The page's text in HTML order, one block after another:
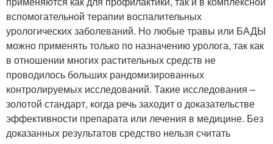
вспомогательной терапии воспалительных
урологических заболеваний. Но любые травы или БАДЫ
можно применять только по назначению уролога, так как
в отношении многих растительных средств не
проводилось больших рандомизированных
контролируемых исследований. Такие исследования –
золотой стандарт, когда речь заходит о доказательстве
эффективности препарата или лечения в медицине. Без
доказанных результатов средство нельзя считать